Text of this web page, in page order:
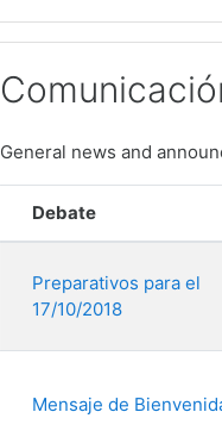
General news and
Debate
Preparativos para el
17/10/2018
Mensaje de